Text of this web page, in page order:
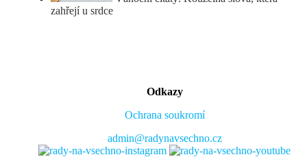
zahřejí u srdce
Odkazy
Ochrana soukromí
admin@radynavsechno.cz